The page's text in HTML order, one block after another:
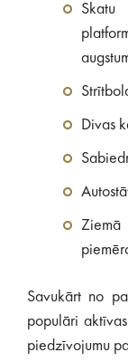
Divas
Savukārt no
populāri
piedzīvojumu